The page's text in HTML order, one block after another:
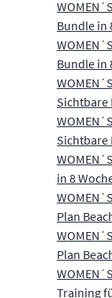
Bundle in
Bundle in
Sichtbare
Sichtbare
in 8
Plan
Plan
Training